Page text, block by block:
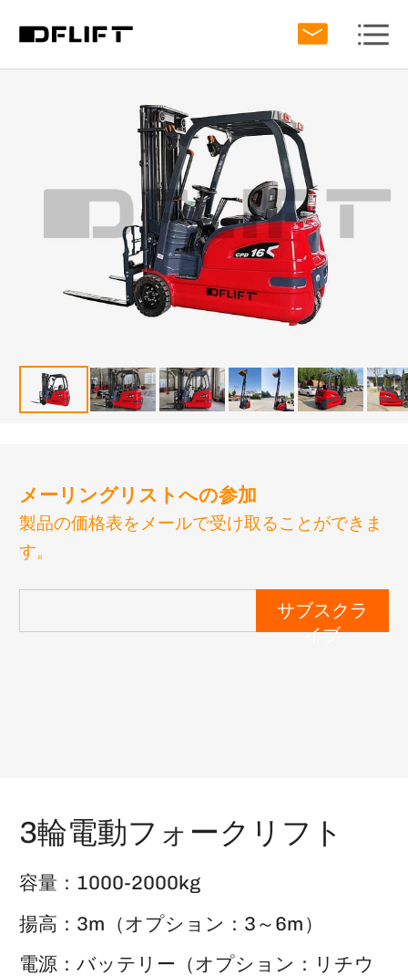
メーリングリストへの参加
製品の価格表をメールで受け取ることができま
す。
サブスクラ
イブ
3輪電動フォークリフト
容量：1000-2000kg
揚高：3m（オプション：3～6m）
電源：バッテリー（オプション：リチウ